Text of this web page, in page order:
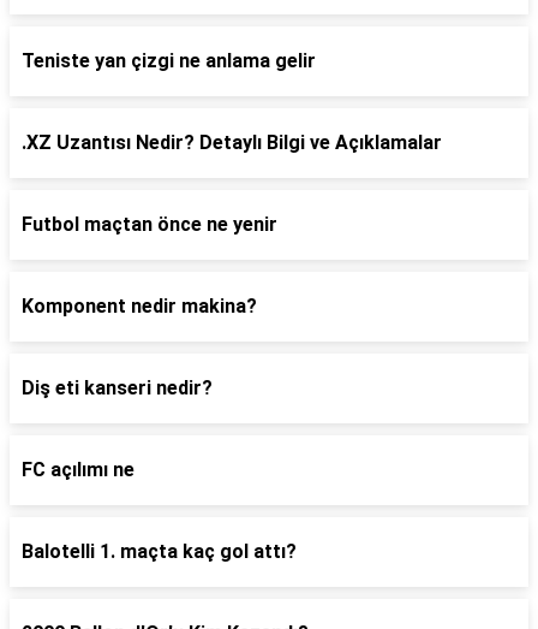
Teniste yan çizgi ne anlama gelir
.XZ Uzantısı Nedir? Detaylı Bilgi ve Açıklamalar
Futbol maçtan önce ne yenir
Komponent nedir makina?
Diş eti kanseri nedir?
FC açılımı ne
Balotelli 1. maçta kaç gol attı?